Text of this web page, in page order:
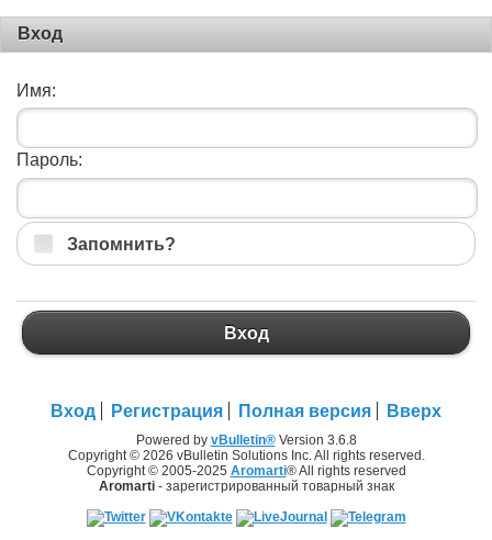
Вход
Имя:
Пароль:
Запомнить?
Вход
Вход Регистрация Полная версия Вверх
Powered by vBulletin®Version 3.6.8
Copyright © 2026 vBulletin Solutions Inc. All rights reserved.
Copyright © 2005-2025 Aromarti® All rights reserved
Aromarti- зарегистрированный товарный знак